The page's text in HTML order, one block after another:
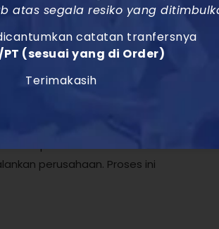
NPWP ini dikeluarkan oleh
kerja.
perusahaan. Dokumen ini
perusahaan. Proses ini
atas segala resiko yang
catatan tranfersnya
PT (sesuai yang di Order)
Terimakasih